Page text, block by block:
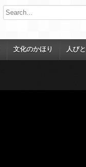
文化のかほり 人び